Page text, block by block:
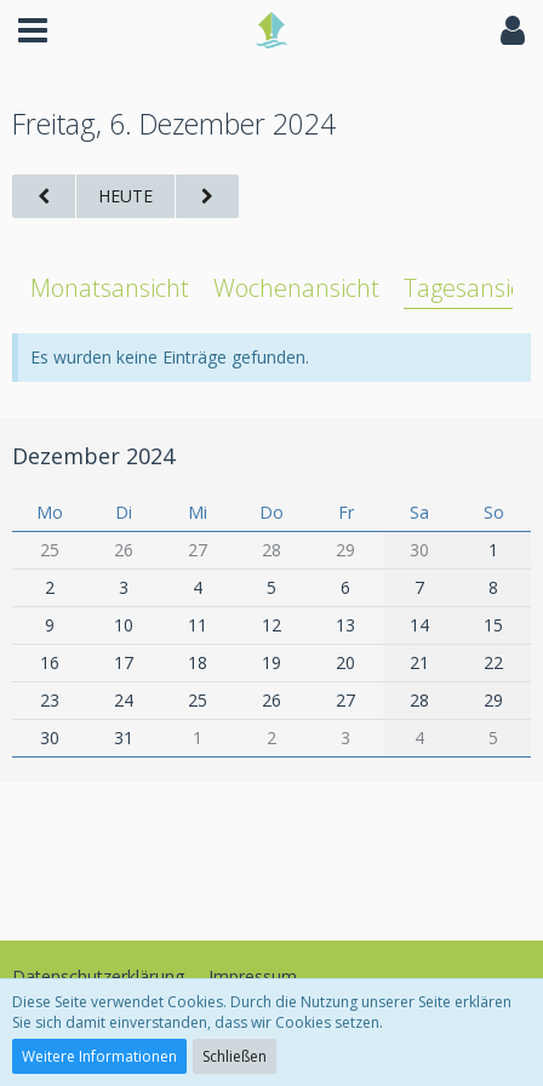
Freitag, 6. Dezember 2024
HEUTE
Monatsansicht Wochenansicht Tagesansicht
Es wurden keine Einträge gefunden.
Dezember 2024
Mo Di Mi Do Fr Sa
So
25
26 27 28 29 30
1
2
3 4 5 6 7
8
9
10 11 12 13 14
15
16
17 18 19 20 21
22
23
24 25 26 27 28
29
30
31 1 2 3 4 5
Datenschutzerklärung Impressum
Community-Software:
Diese Seite verwendet Cookies. Durch die Nutzung unserer Seite erklären
Sie sich damit einverstanden, dass wir Cookies setzen.
Weitere Informationen
Schließen